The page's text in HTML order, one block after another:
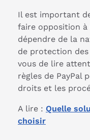
Il est important
faire opposition à
dépendre de la
de protection des
vous de lire
règles de PayPal
droits et les
A lire : Quelle
choisir